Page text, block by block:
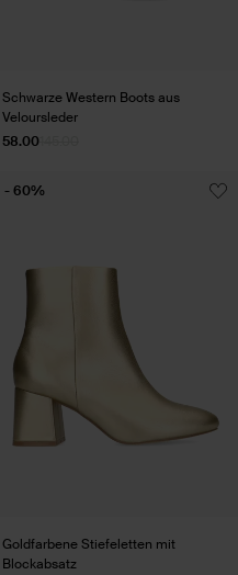
Schwarze Western Boots aus
Veloursleder
58.00
Goldfarbene Stiefeletten mit
Blockabsatz
- 60%